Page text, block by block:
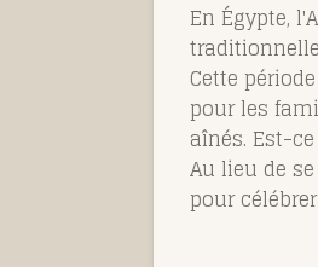
En Égypte,
Cette
pour les
aînés. Est-
Au lieu de
pour